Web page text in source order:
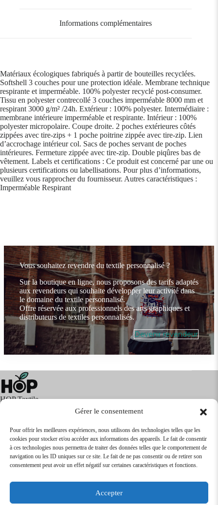
Gérer le consentement
Pour offrir les meilleures expériences, nous utilisons des technologies telles que les
cookies pour stocker et/ou accéder aux informations des appareils. Le fait de consentir
à ces technologies nous permettra de traiter des données telles que le comportement de
navigation ou les ID uniques sur ce site. Le fait de ne pas consentir ou de retirer son
consentement peut avoir un effet négatif sur certaines caractéristiques et fonctions.
Accepter
Informations complémentaires
Matériaux écologiques fabriqués à partir de bouteilles recyclées.
Softshell 3 couches pour une protection idéale. Membrane technique
respirante et imperméable. 100% polyester recyclé post-consumer.
Tissu en polyester contrecollé 3 couches imperméable 8000 mm et
respirant 3000 g/m² /24h. Extérieur : 100% polyester. Intermédiaire :
membrane intérieure imperméable et respirante. Intérieur : 100%
polyester micropolaire. Coupe droite. 2 poches extérieures côtés
zippées avec tire-zips + 1 poche poitrine zippée avec tire-zip. Lien
d’accrochage intérieur col. Sacs de poches servant de poches
intérieures. Fermeture zippée avec tire-zip. Double piqûres bas de
vêtement. Labels et certifications : Ce produit est concerné par une ou
plusieurs certifications ou labellisations. Pour plus d’informations,
veuillez vous rapprocher du fournisseur. Autres caractéristiques :
Imperméable Respirant
Vous souhaitez revendre du textile personnalisé ?
Sur la boutique en ligne, nous proposons des tarifs adaptés
aux revendeurs qui souhaite développer leur activité dans
le domaine du textile personnalisé.
Offre réservée aux professionnels des arts graphiques et
distributeurs de textiles personnalisés.
Devenir revendeur
HOP Textile
Textile Articles Publicitaires
Infos
Boutique en ligne
Express 24H
Tarifs Revendeurs